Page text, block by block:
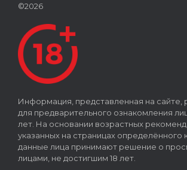
©2026
Информация, представленная на сайте,
для предварительного ознакомления
лет. На основании возрастных
указанных на страницах определённого
данные лица принимают решение о
лицами, не достигшим 18 лет.